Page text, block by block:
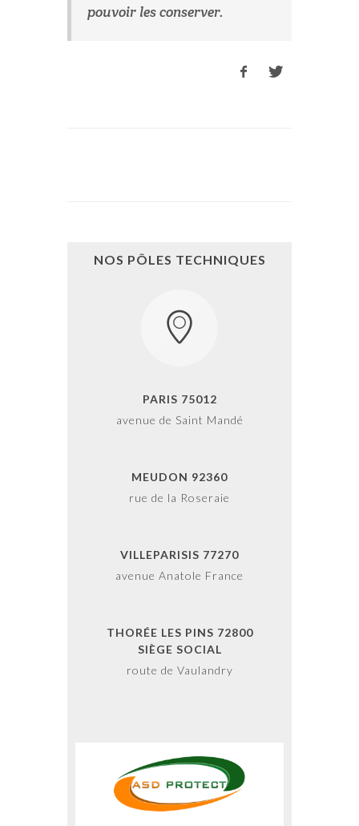
pouvoir les conserver.
NOS PÔLES TECHNIQUES
PARIS 75012
avenue de Saint Mandé
MEUDON 92360
rue de la Roseraie
VILLEPARISIS 77270
avenue Anatole France
THORÉE LES PINS 72800
SIÈGE SOCIAL
route de Vaulandry